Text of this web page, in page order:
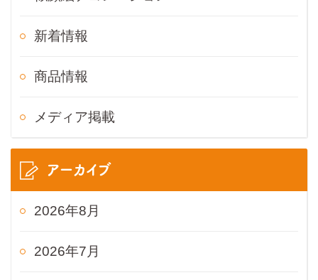
新着情報
商品情報
メディア掲載
アーカイブ
2026年8月
2026年7月